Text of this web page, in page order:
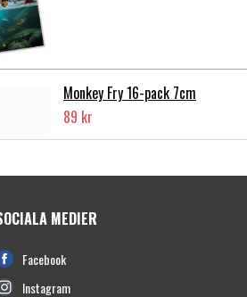
Monkey Fry 16-pack 7cm
89 kr
pack
139 kr
MEDIER
Facebook
Instagram